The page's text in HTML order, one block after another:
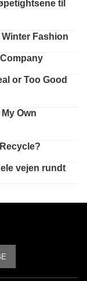
til
Fashion
or Too Good
Own
vejen rundt